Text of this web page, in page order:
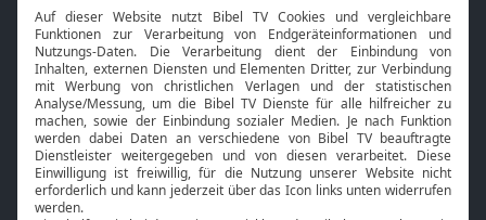
Neuigkeiten
Smart TV
HbbTV
Bibelthek Online-Bibel
Nächster Gottesdienst
Bibel TV Service